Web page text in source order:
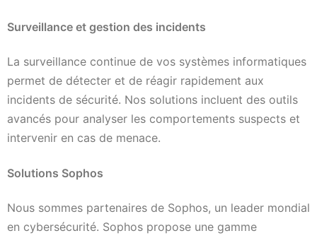
Surveillance et gestion des incidents
La surveillance continue de vos systèmes informatiques
permet de détecter et de réagir rapidement aux
incidents de sécurité. Nos solutions incluent des outils
avancés pour analyser les comportements suspects et
intervenir en cas de menace.
Solutions Sophos
Nous sommes partenaires de Sophos, un leader mondial
en cybersécurité. Sophos propose une gamme